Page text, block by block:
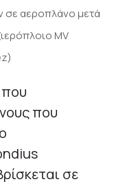
σε αεροπλάνο μετά
MV
που
σε